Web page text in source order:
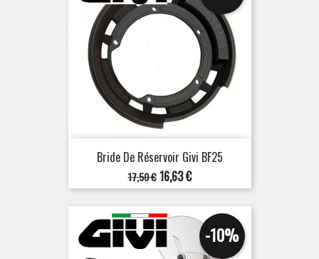
Bride De Réservoir Givi BF25
Prix
de
base
17,50 € Prix
16,63 €
-10%